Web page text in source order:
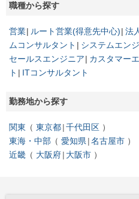
職種から探す
営業 ルート営業(得意先中心) 法
ムコンサルタント
システムエン
セールスエンジニア
カスタマー
ト
ITコンサルタント
勤務地から探す
関東 東京都 千代田区
東海・中部
愛知県 名古屋市
近畿
大阪府 大阪市